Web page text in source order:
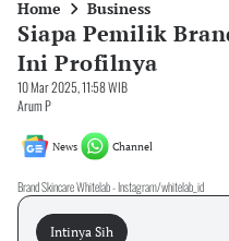
Home Business
Siapa Pemilik
Ini Profilnya
10 Mar 2025, 11:58 WIB
Arum P
News Channel
Brand Skincare Whitelab - Instagram/whitelab_id
Intinya Sih